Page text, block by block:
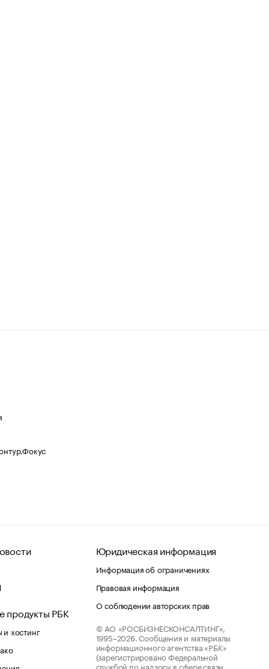
продукты РБК
хостинг
Юридическая информация
Информация об ограничениях
Правовая информация
О соблюдении авторских прав
© АО «РОСБИЗНЕСКОНСАЛТИНГ»,
1995–2026. Сообщения и материалы
информационного агентства «РБК»
(зарегистрировано Федеральной
службой по надзору в сфере связи,